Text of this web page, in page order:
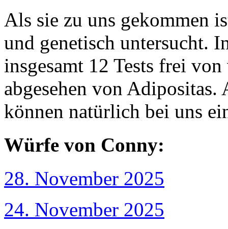
Als sie zu uns gekommen
und genetisch untersucht.
insgesamt 12 Tests frei
abgesehen von Adipositas.
können natürlich bei uns
Würfe von Conny:
28. November 2025
24. November 2025